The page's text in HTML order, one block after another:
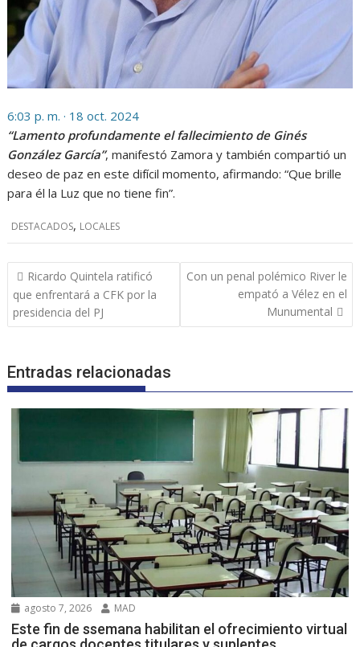
6:03 p. m. · 18 oct. 2024
“Lamento profundamente el fallecimiento de Ginés
González García”, manifestó Zamora y también compartió un
deseo de paz en este difícil momento, afirmando: “Que brille
para él la Luz que no tiene fin”.
DESTACADOS, LOCALES
Navegación
de
entradas
Ricardo Quintela ratificó
que enfrentará a CFK por la
presidencia del PJ
Con un penal polémico River le
empató a Vélez en el
Munumental
Entradas relacionadas
agosto 7, 2026 MAD
Este fin de ssemana habilitan el ofrecimiento virtual